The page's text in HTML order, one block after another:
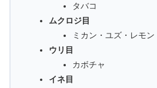
タバコ
ムクロジ目
ミカン・ユズ・レモン
ウリ目
カボチャ
イネ目